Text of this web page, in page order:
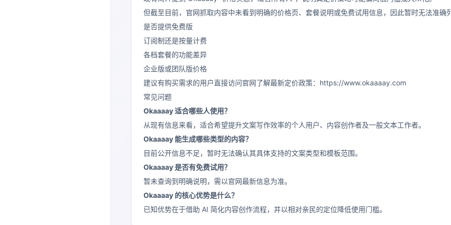
但截至目前，官网抓取内容中未看到明确的价格页、套餐说明或免费试用信息，因此暂时无法准确
是否提供免费版
订阅制还是按量计费
各档套餐的功能差异
企业版或团队版价格
建议有购买需求的用户直接访问官网了解最新定价政策： https://www.okaaaay.com
常见问题
Okaaaay 适合哪些人使用？
从现有信息来看，适合希望提升文案写作效率的个人用户、内容创作者及一般文本工作者。
Okaaaay 能生成哪些类型的内容？
目前公开信息不足，暂时无法确认其具体支持的文案类型和模板范围。
Okaaaay 是否有免费试用？
暂未查询到明确说明，需以官网最新信息为准。
Okaaaay 的核心优势是什么？
已知优势在于借助 AI 简化内容创作流程，并以相对亲民的定位降低使用门槛。